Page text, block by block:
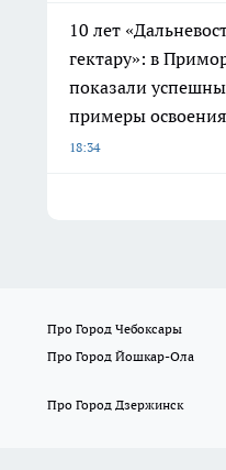
10 лет
гектару»: в
показали
примеры освоения
18:34
Про Город Чебоксары
Про Город Йошкар-Ола
Про Город Дзержинск